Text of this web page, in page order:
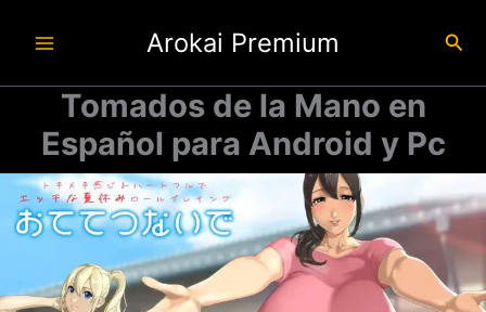
Arokai Premium
Tomados de la Mano en
Español para Android y Pc